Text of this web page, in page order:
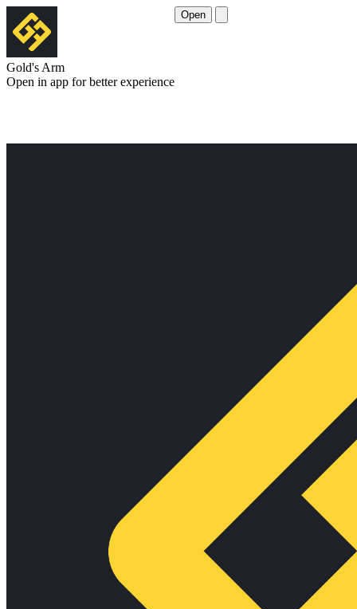
Gold's Arm
Open in app for better experience
Open